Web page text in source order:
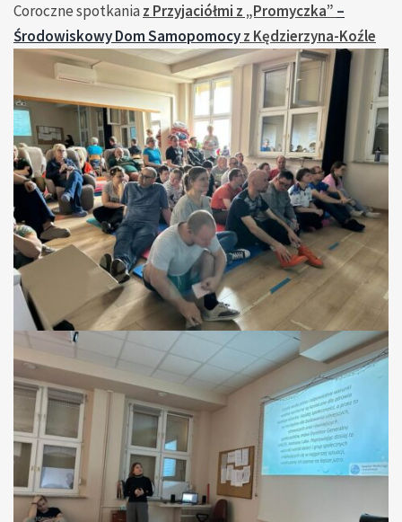
Coroczne spotkania z Przyjaciółmi z „Promyczka” –
Środowiskowy Dom Samopomocyz Kędzierzyna-Koźle